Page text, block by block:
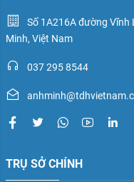
Số 1A216A đường Vĩnh
Minh, Việt Nam
037 295 8544
TRỤ SỞ CHÍNH